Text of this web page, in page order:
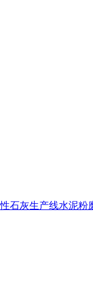
石灰生产线水泥粉